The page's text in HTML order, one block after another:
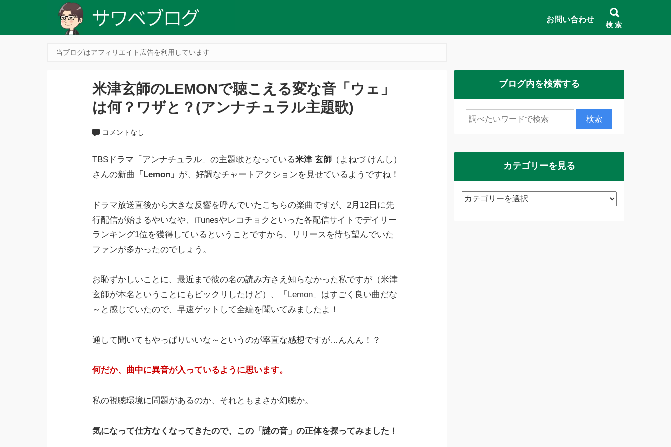
お問い合わせ
検 索
当ブログはアフィリエイト広告を利用しています
米津玄師のLEMONで聴こえる変な音「ウェ」
は何？ワザと？(アンナチュラル主題歌)
コメントなし
TBSドラマ「アンナチュラル」の主題歌となっている米津 玄師（よねづ けんし）
さんの新曲 「Lemon」 が、好調なチャートアクションを見せているようですね！
ドラマ放送直後から大きな反響を呼んでいたこちらの楽曲ですが、2月12日に先
行配信が始まるやいなや、iTunesやレコチョクといった各配信サイトでデイリー
ランキング1位を獲得しているということですから、リリースを待ち望んでいた
ファンが多かったのでしょう。
お恥ずかしいことに、最近まで彼の名の読み方さえ知らなかった私ですが（米津
玄師が本名ということにもビックリしたけど）、「Lemon」はすごく良い曲だな
～と感じていたので、早速ゲットして全編を聞いてみましたよ！
通して聞いてもやっぱりいいな～というのが率直な感想ですが…んんん！？
何だか、曲中に異音が入っているように思います。
私の視聴環境に問題があるのか、それともまさか幻聴か。
気になって仕方なくなってきたので、この「謎の音」の正体を探ってみました！
ブログ内を検索する
カテゴリーを見る
カ